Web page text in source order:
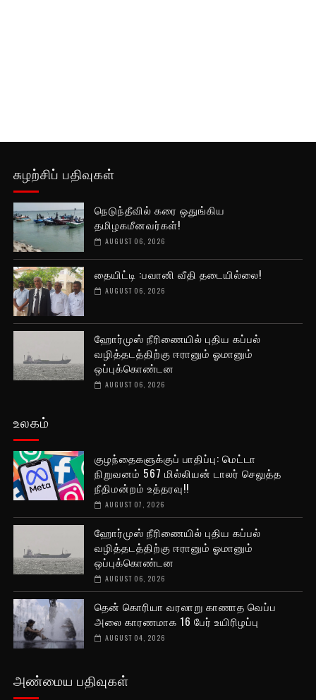
சுழற்சிப் பதிவுகள்
நெடுந்தீவில் கரை ஒதுங்கிய
தமிழகமீனவர்கள்!
AUGUST 06, 2026
தையிட்டி :பவானி வீதி தடையில்லை!
AUGUST 06, 2026
ஹோர்முஸ் நீரிணையில் புதிய கப்பல்
வழித்தடத்திற்கு ஈரானும் ஓமானும்
ஒப்புக்கொண்டன
AUGUST 06, 2026
உலகம்
குழந்தைகளுக்குப் பாதிப்பு: மெட்டா
நிறுவனம் 567 மில்லியன் டாலர் செலுத்த
நீதிமன்றம் உத்தரவு!!
AUGUST 07, 2026
ஹோர்முஸ் நீரிணையில் புதிய கப்பல்
வழித்தடத்திற்கு ஈரானும் ஓமானும்
ஒப்புக்கொண்டன
AUGUST 06, 2026
தென் கொரியா வரலாறு காணாத வெப்ப
அலை காரணமாக 16 பேர் உயிரிழப்பு
AUGUST 04, 2026
அண்மைய பதிவுகள்